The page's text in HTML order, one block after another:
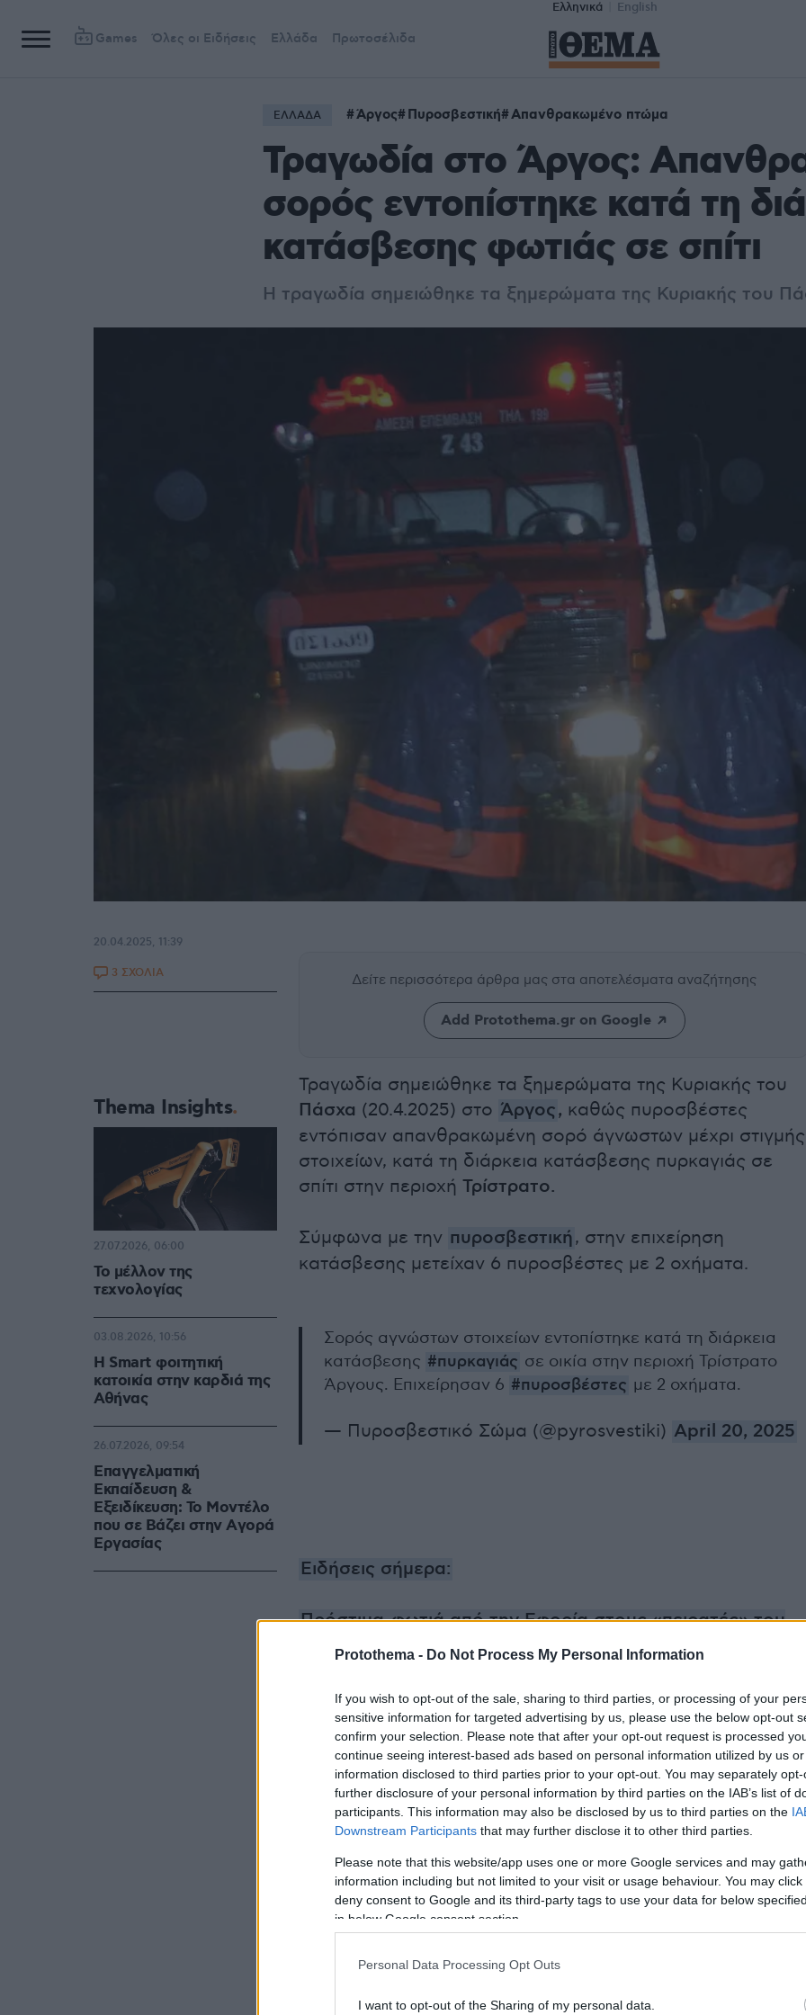
Protothema - Do Not Process My Personal Information
If you wish to opt-out of the sale, sharing to third parties, or processing of your
sensitive information for targeted advertising by us, please use the below opt-out
confirm your selection. Please note that after your opt-out request is processed
continue seeing interest-based ads based on personal information utilized by us
information disclosed to third parties prior to your opt-out. You may separately
further disclosure of your personal information by third parties on the IAB’s list of
participants. This information may also be disclosed by us to third parties on the
Downstream Participants that may further disclose it to other third parties.
Please note that this website/app uses one or more Google services and may
information including but not limited to your visit or usage behaviour. You may
deny consent to Google and its third-party tags to use your data for below
in below Google consent section.
Personal Data Processing Opt Outs
I want to opt-out of the Sharing of my personal data.
Ελληνικά English
Games Όλες οι Ειδήσεις Ελλάδα Πρωτοσέλιδα
ΕΛΛΑΔΑ Άργος Πυροσβεστική Απανθρακωμένο πτώμα
Τραγωδία στο Άργος:
σορός εντοπίστηκε κατά τη
κατάσβεσης φωτιάς σε σπίτι
Η τραγωδία σημειώθηκε τα ξημερώματα της Κυριακής του
Δείτε περισσότερα άρθρα μας στα αποτελέσματα αναζήτησης
Add Protothema.gr on Google
Τραγωδία σημειώθηκε τα ξημερώματα της Κυριακής του
Πάσχα (20.4.2025) στο Άργος, καθώς πυροσβέστες
εντόπισαν απανθρακωμένη σορό άγνωστων μέχρι στιγμής
στοιχείων, κατά τη διάρκεια κατάσβεσης πυρκαγιάς σε
σπίτι στην περιοχή Τρίστρατο.
Σύμφωνα με την πυροσβεστική, στην επιχείρηση
κατάσβεσης μετείχαν 6 πυροσβέστες με 2 οχήματα.
Σορός αγνώστων στοιχείων εντοπίστηκε κατά τη διάρκεια
κατάσβεσης #πυρκαγιάς σε οικία στην περιοχή Τρίστρατο
Άργους. Επιχείρησαν 6 #πυροσβέστες με 2 οχήματα.
— Πυροσβεστικό Σώμα (@pyrosvestiki) April 20, 2025
Ειδήσεις σήμερα:
Πρόστιμα-φωτιά από την Εφορία στους «πειρατές» του
Ίντερνετ - Οι «online» κατάσκοποι και πώς θα εντοπίζουν
Σαν σήμερα πριν 48 χρόνια η ΑΕΚ άγγιξε το όνειρο του
τελικού Κυπέλλου UEFA - Η ιστορική πορεία και η ανίκητη
Γιουβέντους
Τέσσερις συλλήψεις μετά το επεισόδιο σε οικογενειακό
τραπέζι στο Ρέθυμνο – Δύο άτομα στο νοσοκομείο
20.04.2025, 11:39
3 ΣΧΟΛΙΑ
Thema Insights
Το μέλλον της
τεχνολογίας
27.07.2026, 06:00
Η Smart φοιτητική
κατοικία στην καρδιά της
Αθήνας
03.08.2026, 10:56
Επαγγελματική
Εκπαίδευση &
Εξειδίκευση: Το Mοντέλο
που σε Bάζει στην Aγορά
Eργασίας
26.07.2026, 09:54